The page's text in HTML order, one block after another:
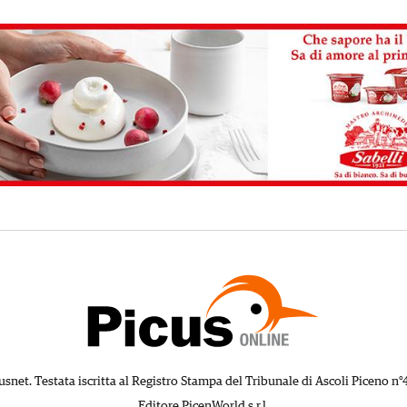
Testata iscritta al Registro Stampa del Tribunale di Ascoli Piceno